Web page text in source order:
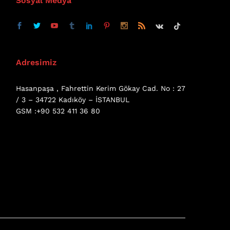
Adresimiz
Hasanpaşa , Fahrettin Kerim Gökay Cad. No : 27
/ 3 – 34722 Kadıköy – İSTANBUL
GSM :+90 532 411 36 80